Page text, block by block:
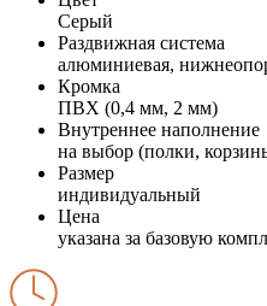
Серый
Раздвижная система
алюминиевая,
Кромка
ПВХ (0,4 мм, 2 мм)
Внутреннее наполнение
на выбор (полки,
Размер
индивидуальный
Цена
указана за базовую